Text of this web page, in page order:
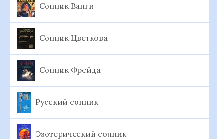
Сонник Ванги
Сонник Цветкова
Сонник Фрейда
Русский сонник
Эзотерический сонник